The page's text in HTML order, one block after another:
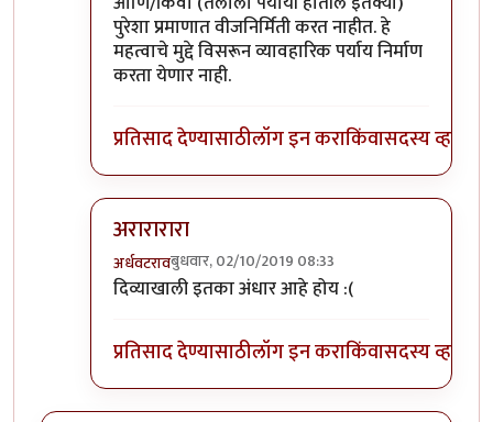
पुरेशा प्रमाणात वीजनिर्मिती करत नाहीत. हे
महत्वाचे मुद्दे विसरून व्यावहारिक पर्याय निर्माण
करता येणार नाही.
प्रतिसाद देण्यासाठीलॉग इन कराकिंवासदस्य व्हा
अरारारारा
अर्धवटरावबुधवार, 02/10/2019 08:33
In reply toइंटर्नल कंबशन इंजिनाची इंधन
दिव्याखाली इतका अंधार आहे होय :(
प्रतिसाद देण्यासाठीलॉग इन कराकिंवासदस्य व्हा